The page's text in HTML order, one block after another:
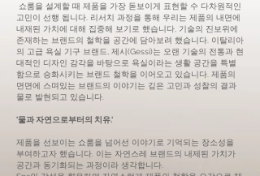
쇼룸을 설계할 때 제품을 가장 돋보이게 표현할 수 다차원적인
고민이 선행 됩니다. 리서치 과정을 통해 우리는 제품의 내면에
내재된 가치에 대해 집중해 보기로 했습니다, 기술의 진보위에
존재하는 브랜드의 철학을 공간에 담아보려 했습니다. 이탈리아
의 고급 욕실 기구 브랜드, 제시(Gessi)는 오랜 기술의 전통과 현
대적인 디자인 감각을 바탕으로 욕실이라는 생활 공간을 특별
함으로 승화시키는 브랜드 철학을 이어오고 있습니다. 제품의
면면에 스며있는 브랜드의 이야기는 깊은 고민과 성찰의 결과
물로 발현되고 있습니다.
'물과 자연으로부터의 치유.'
제품을 선보이는 쇼룸을 넘어선 이야기로 기억되는 장소성을
부여하고자 했습니다. 이는 자연스레 브랜드의 내제된 가치가
공간과 동기화되는 과정이라 생각합니다.